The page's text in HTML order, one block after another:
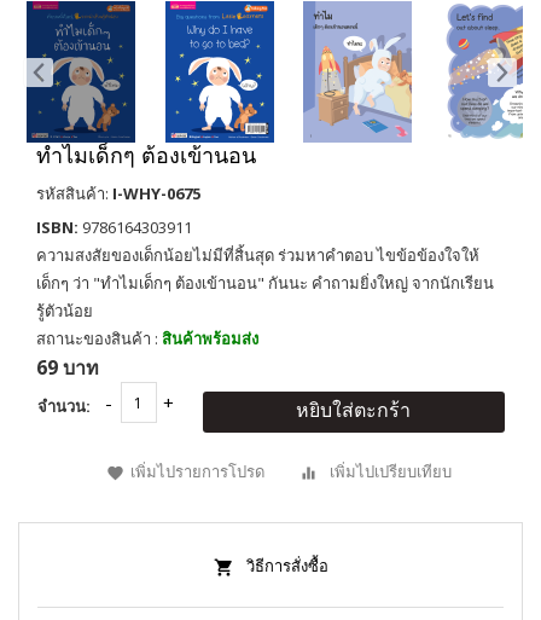
ทำไมเด็กๆ ต้องเข้านอน
รหัสสินค้า: I-WHY-0675
ISBN: 9786164303911
ความสงสัยของเด็กน้อยไม่มีที่สิ้นสุด ร่วมหาคำตอบ ไขข้อข้องใจให้
เด็กๆ ว่า "ทำไมเด็กๆ ต้องเข้านอน" กันนะ คำถามยิ่งใหญ่ จากนักเรียน
รู้ตัวน้อย
สถานะของสินค้า : สินค้าพร้อมส่ง
69 บาท
จำนวน: หยิบใส่ตะกร้า
เพิ่มไปรายการโปรด เพิ่มไปเปรียบเทียบ
วิธีการสั่งซื้อ